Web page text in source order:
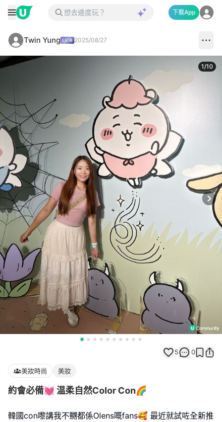
下載App
Twin Yung 2025/08/27
1/10
5 0
美妝時尚 美妝
約會必備💓 温柔自然Color Con🌈
韓國con嚟講我不嬲都係Olens嘅fans🥰 最近就試咗全新推